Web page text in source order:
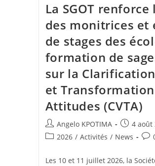
La SGOT
des monitrices et
de stages des
formation de
sur la
et
Attitudes (CVTA)
Angelo KPOTIMA
4 août
2026 / Activités / News
Les 10 et 11 juillet 2026, la